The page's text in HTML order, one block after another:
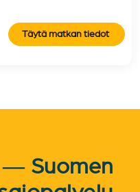
Täytä matkan tiedot
Suomen